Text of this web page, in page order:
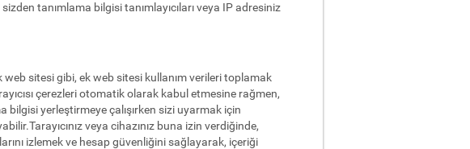
tanımlama bilgisi tanımlayıcıları veya IP adresiniz
web sitesi gibi, ek web sitesi kullanım verileri toplamak
çerezleri otomatik olarak kabul etmesine rağmen,
bilgisi yerleştirmeye çalışırken sizi uyarmak için
veya cihazınız buna izin verdiğinde,
izlemek ve hesap güvenliğini sağlayarak, içeriği